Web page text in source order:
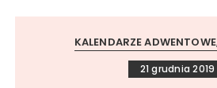
KALENDARZE ADWENTOWE
21 grudnia 2019